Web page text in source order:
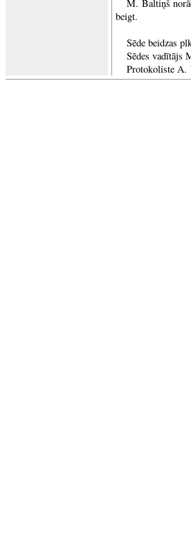
M. Baltiņš
beigt.
Sēde beidzas
Sēdes vadītājs
Protokoliste A.